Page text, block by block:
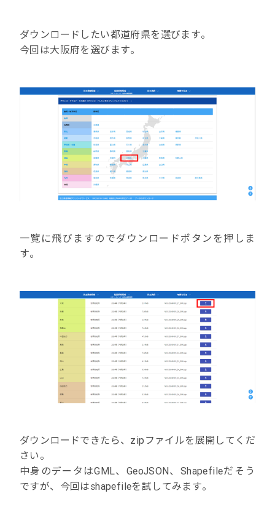
ダウンロードしたい都道府県を選びます。
今回は大阪府を選びます。
一覧に飛びますのでダウンロードボタンを押しま
す。
ダウンロードできたら、zipファイルを展開してくだ
さい。
中身のデータはGML、GeoJSON、Shapefileだそう
ですが、今回はshapefileを試してみます。